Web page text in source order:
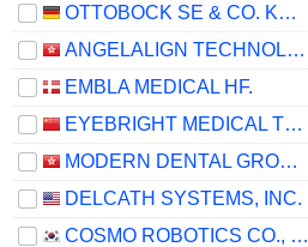
OTTOBOCK SE & CO. KGAA
ANGELALIGN TECHNOLOGY INC.
EMBLA MEDICAL HF.
EYEBRIGHT MEDICAL TECHNOLOGY (BEIJING) CO., LTD.
MODERN DENTAL GROUP LIMITED
DELCATH SYSTEMS, INC.
COSMO ROBOTICS CO., LTD.